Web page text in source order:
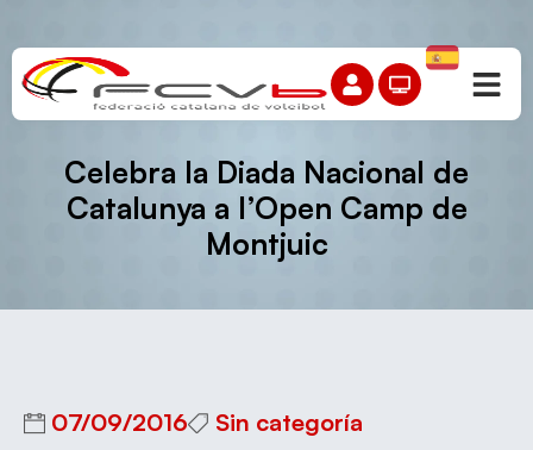
Celebra la Diada Nacional de
Catalunya a l’Open Camp de
Montjuic
07/09/2016 Sin categoría